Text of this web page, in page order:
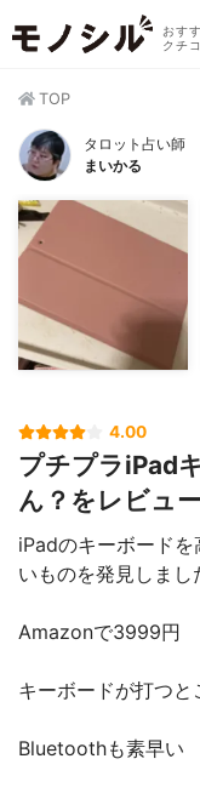
おす
クチ
TOP
タロット占い師
まいかる
4.00
プチプラiPad
ん？をレビュー
iPadのキーボード
いものを発見しまし
Amazonで3999円
キーボードが打つ
Bluetoothも素早い